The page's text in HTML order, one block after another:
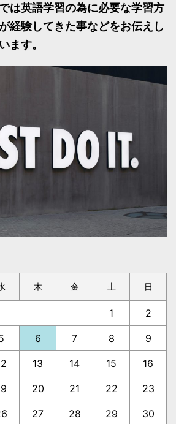
は英語学習の為に必要な学習方
経験してきた事などをお伝えし
ます。
木 金 土 日
1 2
6 7 8 9
13 14 15 16
20 21 22 23
27 28 29 30